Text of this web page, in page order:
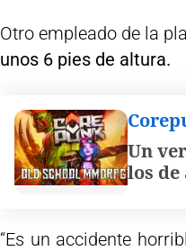
Otro empleado de la
unos 6 pies de altura.
Un
los
“Es un accidente